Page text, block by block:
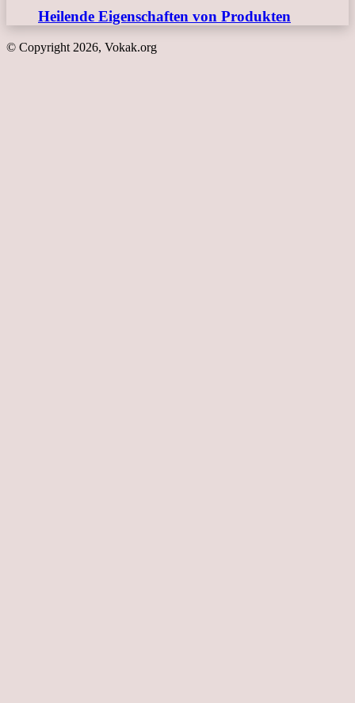
Heilende Eigenschaften von Produkten
© Copyright 2026, Vokak.org